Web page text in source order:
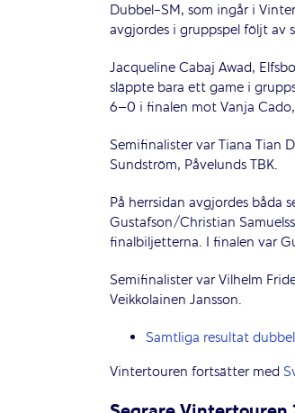
Dubbel-SM, som ingår i
avgjordes i gruppspel följt av
Jacqueline Cabaj Awad,
släppte bara ett game i
6–0 i finalen mot Vanja
Semifinalister var Tiana Tian
Sundström, Påvelunds TBK.
På herrsidan avgjordes båda
Gustafson/Christian
finalbiljetterna. I finalen var
Semifinalister var Vilhelm
Veikkolainen Jansson.
Samtliga resultat
Vintertouren fortsätter med